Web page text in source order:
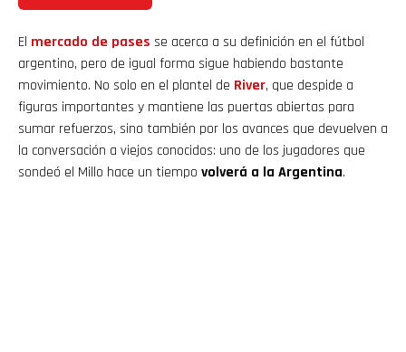
El mercado de pases se acerca a su definición en el fútbol
argentino, pero de igual forma sigue habiendo bastante
movimiento. No solo en el plantel de River, que despide a
figuras importantes y mantiene las puertas abiertas para
sumar refuerzos, sino también por los avances que devuelven a
la conversación a viejos conocidos: uno de los jugadores que
sondeó el Millo hace un tiempo volverá a la Argentina.